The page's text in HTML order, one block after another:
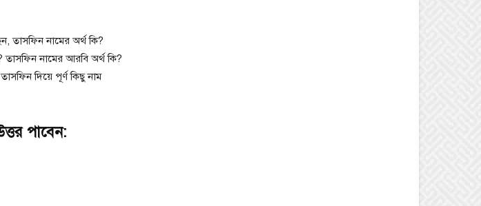
তাসফিন নামের অর্থ কি?
তাসফিন নামের আরবি অর্থ কি?
দিয়ে পূর্ণ কিছু নাম
পাবেন: